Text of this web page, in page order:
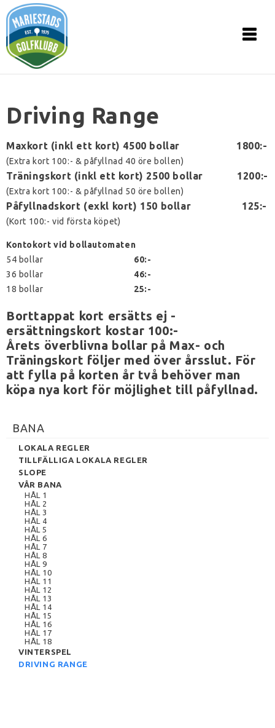
Driving Range
Maxkort (inkl ett kort) 4500 bollar 1800:-
(Extra kort 100:- & påfyllnad 40 öre bollen)
Träningskort (inkl ett kort) 2500 bollar 1200:-
(Extra kort 100:- & påfyllnad 50 öre bollen)
Påfyllnadskort (exkl kort) 150 bollar 125:-
(Kort 100:- vid första köpet)
Kontokort vid bollautomaten
54 bollar 60:-
36 bollar 46:-
18 bollar
25:-
Borttappat kort ersätts ej -
ersättningskort kostar 100:-
Årets överblivna bollar på Max- och
Träningskort följer med över årsslut. För
att fylla på korten år två behöver man
köpa nya kort för möjlighet till påfyllnad.
BANA
LOKALA REGLER
TILLFÄLLIGA LOKALA REGLER
SLOPE
VÅR BANA
HÅL 1
HÅL 2
HÅL 3
HÅL 4
HÅL 5
HÅL 6
HÅL 7
HÅL 8
HÅL 9
HÅL 10
HÅL 11
HÅL 12
HÅL 13
HÅL 14
HÅL 15
HÅL 16
HÅL 17
HÅL 18
VINTERSPEL
DRIVING RANGE